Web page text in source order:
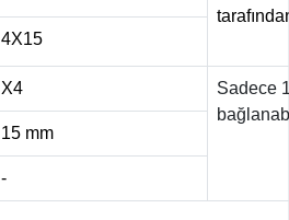
4X15
X4
Sadece
15 mm
-